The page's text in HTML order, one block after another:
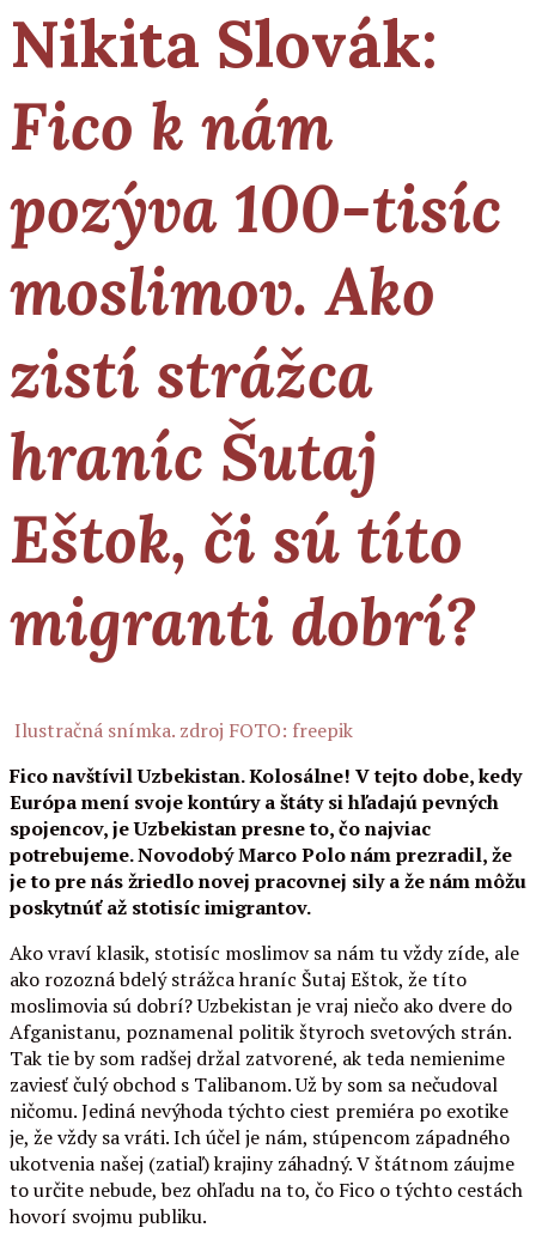
Nikita Slovák:
Fico k nám
pozýva 100-tisíc
moslimov. Ako
zistí strážca
hraníc Šutaj
Eštok, či sú títo
migranti dobrí?
Ilustračná snímka. zdroj FOTO: freepik
Fico navštívil Uzbekistan. Kolosálne! V tejto dobe, kedy
Európa mení svoje kontúry a štáty si hľadajú pevných
spojencov, je Uzbekistan presne to, čo najviac
potrebujeme. Novodobý Marco Polo nám prezradil, že
je to pre nás žriedlo novej pracovnej sily a že nám môžu
poskytnúť až stotisíc imigrantov.
Ako vraví klasik, stotisíc moslimov sa nám tu vždy zíde, ale
ako rozozná bdelý strážca hraníc Šutaj Eštok, že títo
moslimovia sú dobrí? Uzbekistan je vraj niečo ako dvere do
Afganistanu, poznamenal politik štyroch svetových strán.
Tak tie by som radšej držal zatvorené, ak teda nemienime
zaviesť čulý obchod s Talibanom. Už by som sa nečudoval
ničomu. Jediná nevýhoda týchto ciest premiéra po exotike
je, že vždy sa vráti. Ich účel je nám, stúpencom západného
ukotvenia našej (zatiaľ) krajiny záhadný. V štátnom záujme
to určite nebude, bez ohľadu na to, čo Fico o týchto cestách
hovorí svojmu publiku.